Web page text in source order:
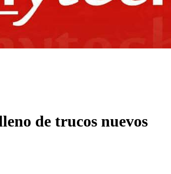
de trucos nuevos